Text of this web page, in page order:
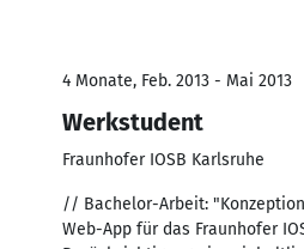
4 Monate, Feb. 2013 - Mai 2013
Werkstudent
Fraunhofer IOSB Karlsruhe
// Bachelor-Arbeit:
Web-App für das Fraunhofer